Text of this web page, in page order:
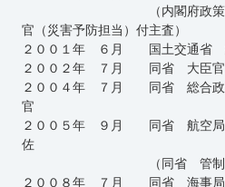
（内閣府政策統括官
官（災害予防担当）付主査）
２００１年 ６月 国土交通省
２００２年 ７月 同省 大臣官房
２００４年 ７月 同省 総合政
官
２００５年 ９月 同省 航空局
佐
（同省 管制課長
２００８年 ７月 同省 海事局